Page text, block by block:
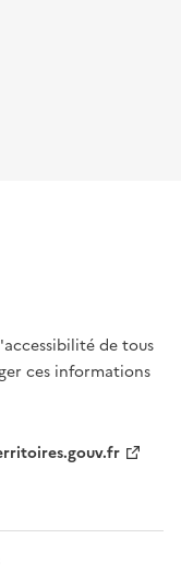
de tous
ces informations